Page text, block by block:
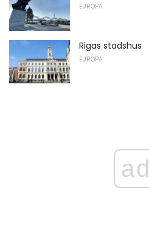
EUROPA
Rigas stadshus
EUROPA
ad